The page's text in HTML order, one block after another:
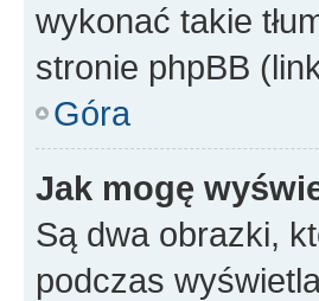
wykonać takie
stronie phpBB
Góra
Jak mogę
Są dwa obrazki,
podczas